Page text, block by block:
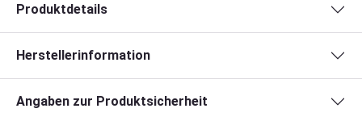
Produktdetails
Herstellerinformation
Angaben zur Produktsicherheit